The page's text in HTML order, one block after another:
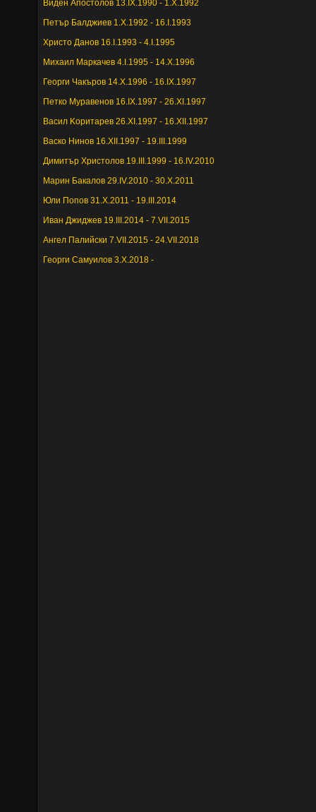
Виден Апостолов 13.IX.1990 - 1.X.1992
Петър Балджиев 1.X.1992 - 16.I.1993
Христо Данов 16.I.1993 - 4.I.1995
Михаил Маркачев 4.I.1995 - 14.X.1996
Георги Чакъров 14.X.1996 - 16.IX.1997
Петко Муравенов 16.IX.1997 - 26.XI.1997
Васил Kоритарев 26.XI.1997 - 16.XII.1997
Васко Нинов 16.XII.1997 - 19.III.1999
Димитър Христолов 19.III.1999 - 16.IV.2010
Марин Бакалов 29.IV.2010 - 30.X.2011
Юли Попов 31.X.2011 - 19.III.2014
Иван Джиджев 19.III.2014 - 7.VII.2015
Ангел Палийски 7.VII.2015 - 24.VII.2018
Георги Самуилов 3.X.2018 -